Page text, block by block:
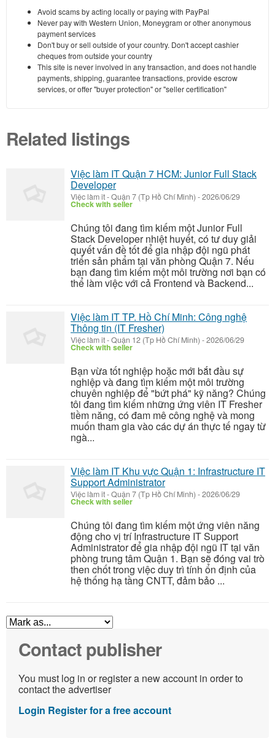
Avoid scams by acting locally or paying with PayPal
Never pay with Western Union, Moneygram or other anonymous
payment services
Don't buy or sell outside of your country. Don't accept cashier
cheques from outside your country
This site is never involved in any transaction, and does not handle
payments, shipping, guarantee transactions, provide escrow
services, or offer "buyer protection" or "seller certification"
Related listings
Việc làm IT Quận 7 HCM: Junior Full Stack
Developer
Việc làm it-Quận 7 (Tp Hồ Chí Minh) -2026/06/29
Check with seller
Chúng tôi đang tìm kiếm một Junior Full
Stack Developer nhiệt huyết, có tư duy giải
quyết vấn đề tốt để gia nhập đội ngũ phát
triển sản phẩm tại văn phòng Quận 7. Nếu
bạn đang tìm kiếm một môi trường nơi bạn có
thể làm việc với cả Frontend và Backend...
Việc làm IT TP. Hồ Chí Minh: Công nghệ
Thông tin (IT Fresher)
Việc làm it-Quận 12 (Tp Hồ Chí Minh) -2026/06/29
Check with seller
Bạn vừa tốt nghiệp hoặc mới bắt đầu sự
nghiệp và đang tìm kiếm một môi trường
chuyên nghiệp để "bứt phá" kỹ năng? Chúng
tôi đang tìm kiếm những ứng viên IT Fresher
tiềm năng, có đam mê công nghệ và mong
muốn tham gia vào các dự án thực tế ngay từ
ngà...
Việc làm IT Khu vực Quận 1: Infrastructure IT
Support Administrator
Việc làm it-Quận 7 (Tp Hồ Chí Minh) -2026/06/29
Check with seller
Chúng tôi đang tìm kiếm một ứng viên năng
động cho vị trí Infrastructure IT Support
Administrator để gia nhập đội ngũ IT tại văn
phòng trung tâm Quận 1. Bạn sẽ đóng vai trò
then chốt trong việc duy trì tính ổn định của
hệ thống hạ tầng CNTT, đảm bảo ...
Contact publisher
You must log in or register a new account in order to
contact the advertiser
Login Register for a free account